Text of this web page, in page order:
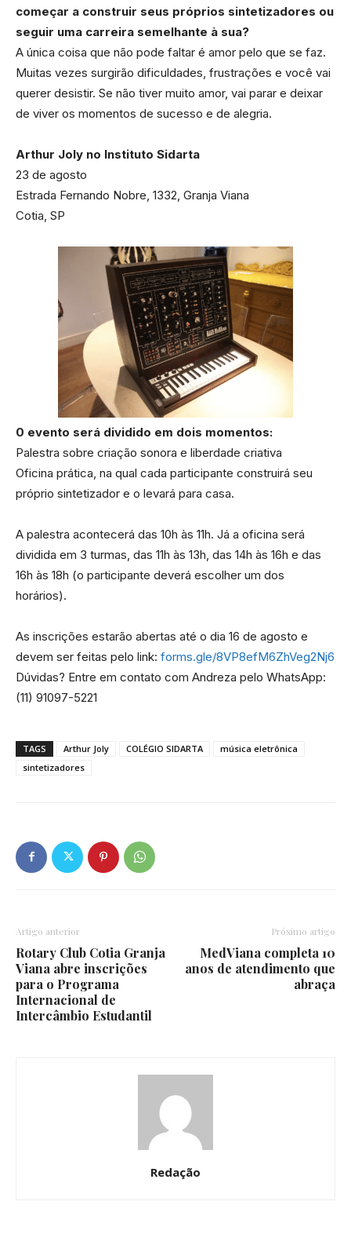
começar a construir seus próprios sintetizadores ou
seguir uma carreira semelhante à sua?
A única coisa que não pode faltar é amor pelo que se faz.
Muitas vezes surgirão dificuldades, frustrações e você vai
querer desistir. Se não tiver muito amor, vai parar e deixar
de viver os momentos de sucesso e de alegria.
Arthur Joly no Instituto Sidarta
23 de agosto
Estrada Fernando Nobre, 1332, Granja Viana
Cotia, SP
0 evento será dividido em dois momentos:
Palestra sobre criação sonora e liberdade criativa
Oficina prática, na qual cada participante construirá seu
próprio sintetizador e o levará para casa.
A palestra acontecerá das 10h às 11h. Já a oficina será
dividida em 3 turmas, das 11h às 13h, das 14h às 16h e das
16h às 18h (o participante deverá escolher um dos
horários).
As inscrições estarão abertas até o dia 16 de agosto e
devem ser feitas pelo link: forms.gle/8VP8efM6ZhVeg2Nj6
Dúvidas? Entre em contato com Andreza pelo WhatsApp:
(11) 91097-5221
TAGS Arthur Joly COLÉGIO SIDARTA
música eletrônica
sintetizadores
Artigo anterior
Rotary Club Cotia Granja
Viana abre inscrições
para o Programa
Internacional de
Intercâmbio Estudantil
Próximo artigo
MedViana completa 10
anos de atendimento que
abraça
Redação